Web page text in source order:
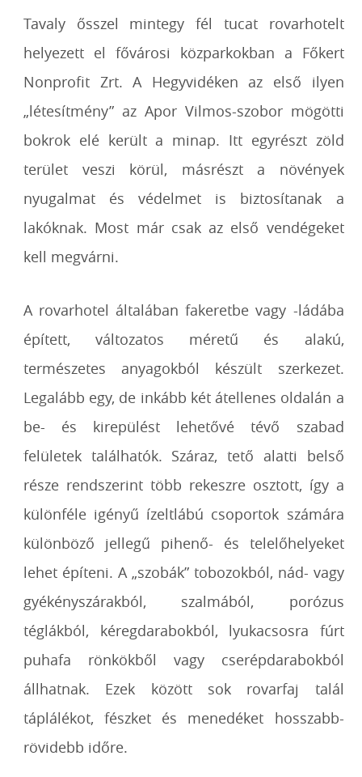
Tavaly ősszel mintegy fél tucat rovarhotelt
helyezett el fővárosi közparkokban a Főkert
Nonprofit Zrt. A Hegyvidéken az első ilyen
„létesítmény” az Apor Vilmos-szobor mögötti
bokrok elé került a minap. Itt egyrészt zöld
terület veszi körül, másrészt a növények
nyugalmat és védelmet is biztosítanak a
lakóknak. Most már csak az első vendégeket
kell megvárni.
A rovarhotel általában fakeretbe vagy -ládába
épített, változatos méretű és alakú,
természetes anyagokból készült szerkezet.
Legalább egy, de inkább két átellenes oldalán a
be- és kirepülést lehetővé tévő szabad
felületek találhatók. Száraz, tető alatti belső
része rendszerint több rekeszre osztott, így a
különféle igényű ízeltlábú csoportok számára
különböző jellegű pihenő- és telelőhelyeket
lehet építeni. A „szobák” tobozokból, nád- vagy
gyékényszárakból, szalmából, porózus
téglákból, kéregdarabokból, lyukacsosra fúrt
puhafa rönkökből vagy cserépdarabokból
állhatnak. Ezek között sok rovarfaj talál
táplálékot, fészket és menedéket hosszabb-
rövidebb időre.